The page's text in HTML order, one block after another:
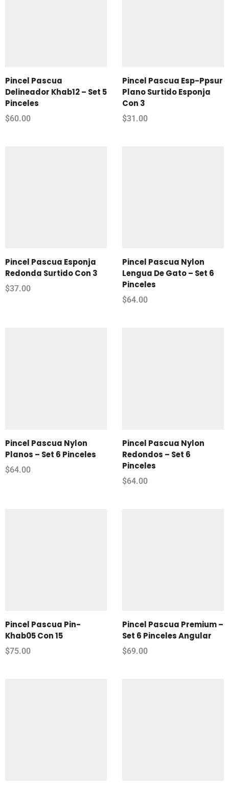
Pincel Pascua
Delineador Khab12 – Set 5
Pinceles
$60.00
Pincel Pascua Esp-Ppsur
Plano Surtido Esponja
Con 3
$31.00
Pincel Pascua Esponja
Redonda Surtido Con 3
$37.00
Pincel Pascua Nylon
Lengua De Gato – Set 6
Pinceles
$64.00
Pincel Pascua Nylon
Planos – Set 6 Pinceles
$64.00
Pincel Pascua Nylon
Redondos – Set 6
Pinceles
$64.00
Pincel Pascua Pin-
Khab05 Con 15
$75.00
Pincel Pascua Premium –
Set 6 Pinceles Angular
$69.00